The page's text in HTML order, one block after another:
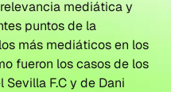
mediática y
puntos de la
más mediáticos en los
fueron los casos de los
F.C y de Dani